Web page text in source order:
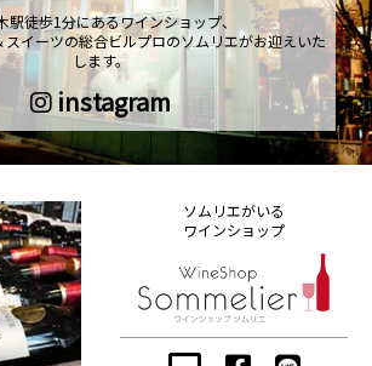
駅徒歩1分にあるワインショップ、
スイーツの総合ビルプロのソムリエがお迎えいた
します。
instagram
ソムリエがいる
ワインショップ